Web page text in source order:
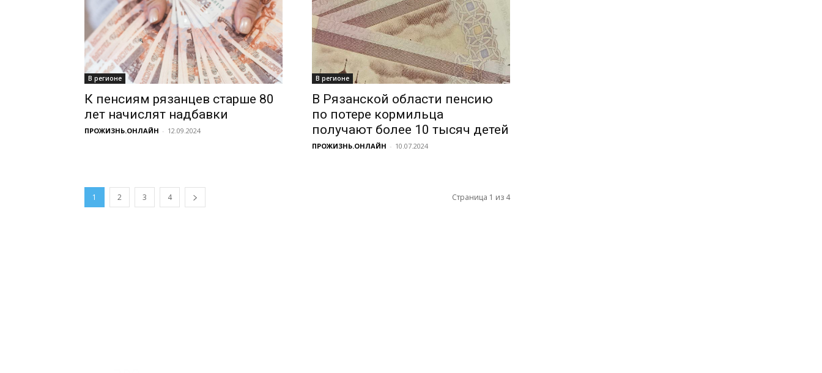
В регионе
К пенсиям рязанцев старше 80
лет начислят надбавки
ПРОЖИЗНЬ.ОНЛАЙН - 12.09.2024
В регионе
В Рязанской области пенсию
по потере кормильца
получают более 10 тысяч детей
ПРОЖИЗНЬ.ОНЛАЙН - 10.07.2024
1 2 3 4 Страница 1 из 4